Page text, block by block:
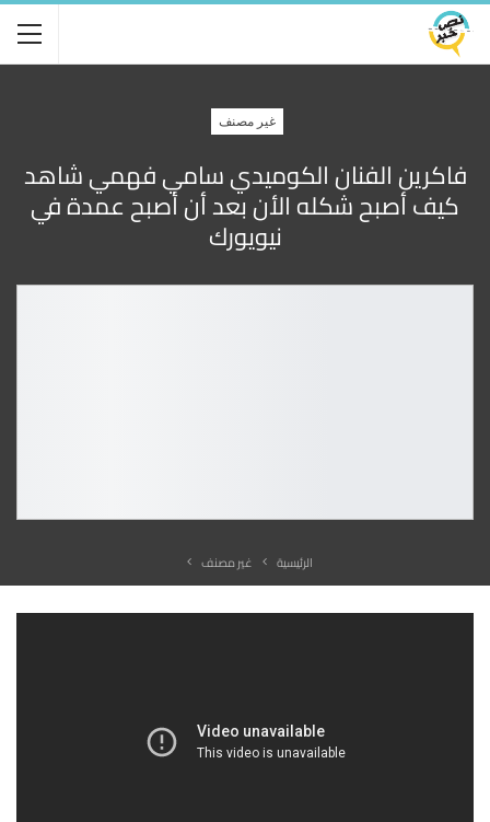
غير مصنف
فاكرين الفنان الكوميدي سامي فهمي شاهد
كيف أصبح شكله الأن بعد أن أصبح عمدة في
نيويورك
الرئيسية غير مصنف